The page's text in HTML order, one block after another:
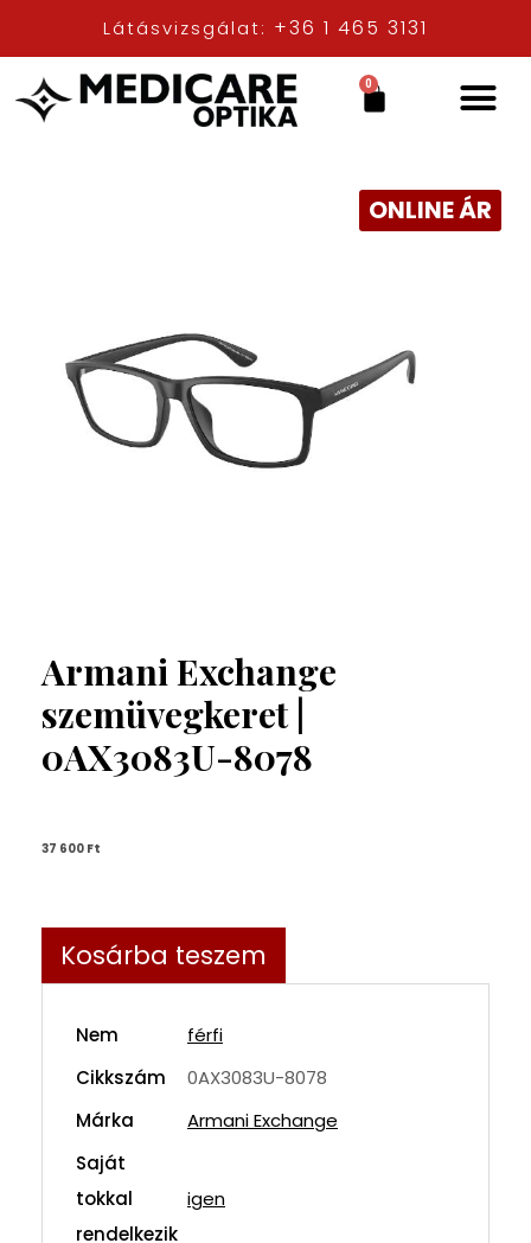
Látásvizsgálat: +36 1 465 3131
0
ONLINE ÁR
Armani Exchange
szemüvegkeret |
0AX3083U-8078
37 600 Ft
Kosárba teszem
Nem
férfi
Cikkszám
0AX3083U-8078
Márka
Armani Exchange
Saját
tokkal
rendelkezik
igen